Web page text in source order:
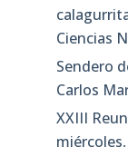
Ciencias
Sendero
Carlos
XXIII